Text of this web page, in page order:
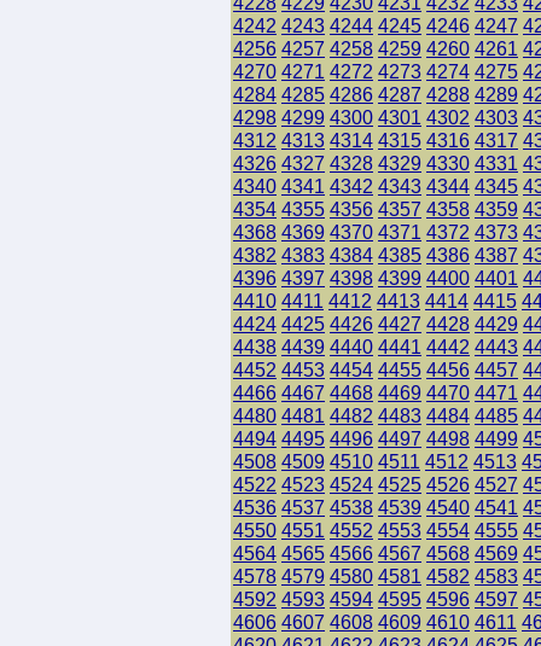
4242 4243 4244 4245 4246 4247
4256 4257 4258 4259 4260 4261
4270 4271 4272 4273 4274 4275
4284 4285 4286 4287 4288 4289
4298 4299 4300 4301 4302 4303
4312 4313 4314 4315 4316 4317
4326 4327 4328 4329 4330 4331
4340 4341 4342 4343 4344 4345
4354 4355 4356 4357 4358 4359
4368 4369 4370 4371 4372 4373
4382 4383 4384 4385 4386 4387
4396 4397 4398 4399 4400 4401
4410 4411 4412 4413 4414 4415
4424 4425 4426 4427 4428 4429
4438 4439 4440 4441 4442 4443
4452 4453 4454 4455 4456 4457
4466 4467 4468 4469 4470 4471
4480 4481 4482 4483 4484 4485
4494 4495 4496 4497 4498 4499
4508 4509 4510 4511 4512 4513
4522 4523 4524 4525 4526 4527
4536 4537 4538 4539 4540 4541
4550 4551 4552 4553 4554 4555
4564 4565 4566 4567 4568 4569
4578 4579 4580 4581 4582 4583
4592 4593 4594 4595 4596 4597
4606 4607 4608 4609 4610 4611